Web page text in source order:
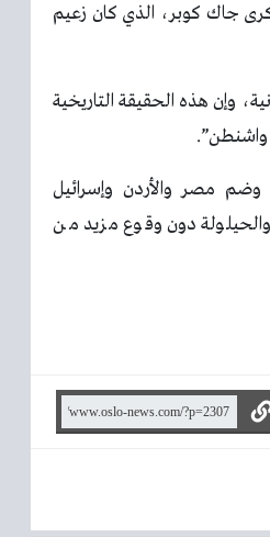
جاك كوبر، الذي كان زعيم
وإن هذه الحقيقة التاريخية
واشنطن”.
مصر والأردن وإسرائيل
والحيلولة دون وقوع مزيد من